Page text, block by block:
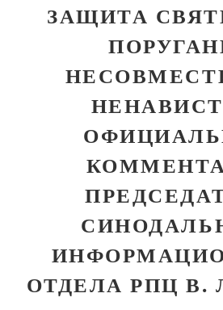
ЗАЩИТА
ОТДЕЛА РПЦ В.